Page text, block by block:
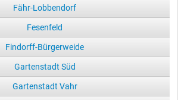
Fähr-Lobbendorf
Fesenfeld
Findorff-Bürgerweide
Gartenstadt Süd
Gartenstadt Vahr